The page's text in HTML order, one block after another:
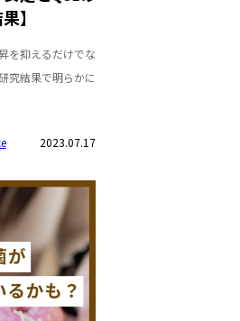
】
を抑えるだけでな
究結果で明らかに
2023.07.17